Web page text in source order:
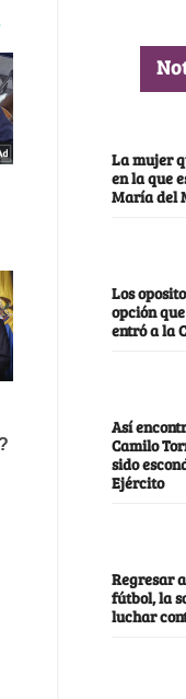
La mujer
en la que
María del
Los
opción
entró a la
Así
Camilo
sido
Ejército
Regresar
fútbol, la
luchar